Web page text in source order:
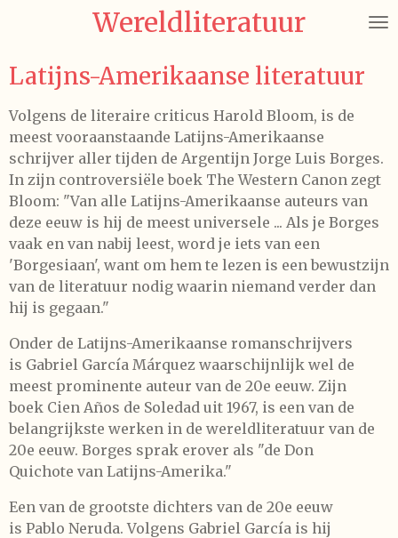
de
Wereldliteratuur
Latijns-Amerikaanse literatuur
Volgens de literaire criticus Harold Bloom, is de
meest vooraanstaande Latijns-Amerikaanse
schrijver aller tijden de Argentijn Jorge Luis Borges.
In zijn controversiële boek The Western Canon zegt
Bloom: "Van alle Latijns-Amerikaanse auteurs van
deze eeuw is hij de meest universele ... Als je Borges
vaak en van nabij leest, word je iets van een
'Borgesiaan', want om hem te lezen is een bewustzijn
van de literatuur nodig waarin niemand verder dan
hij is gegaan."
Onder de Latijns-Amerikaanse romanschrijvers
is Gabriel García Márquez waarschijnlijk wel de
meest prominente auteur van de 20e eeuw. Zijn
boek Cien Años de Soledad uit 1967, is een van de
belangrijkste werken in de wereldliteratuur van de
20e eeuw. Borges sprak erover als "de Don
Quichote van Latijns-Amerika."
Een van de grootste dichters van de 20e eeuw
is Pablo Neruda. Volgens Gabriel García is hij